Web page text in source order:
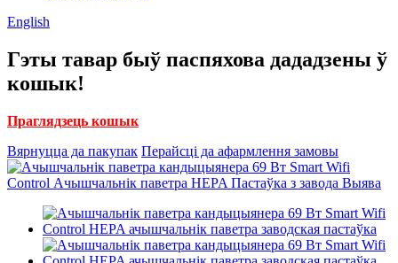
English
Гэты тавар быў паспяхова дададзены ў
кошык!
Праглядзець кошык
Вярнуцца да пакупак Перайсці да афармлення замовы